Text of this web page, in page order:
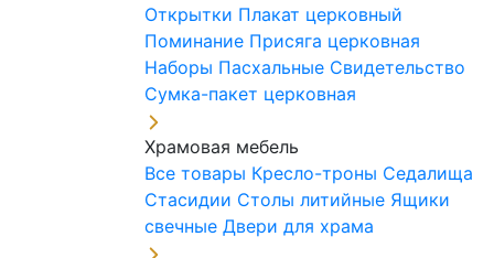
Открытки Плакат церковный
Поминание Присяга церковная
Наборы Пасхальные Свидетельство
Сумка-пакет церковная
Храмовая мебель
Все товары Кресло-троны Седалища
Стасидии Столы литийные Ящики
свечные Двери для храма